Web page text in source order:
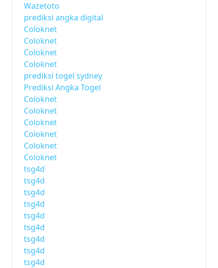
Wazetoto
prediksi angka digital
Coloknet
Coloknet
Coloknet
Coloknet
prediksi togel sydney
Prediksi Angka Togel
Coloknet
Coloknet
Coloknet
Coloknet
Coloknet
Coloknet
tsg4d
tsg4d
tsg4d
tsg4d
tsg4d
tsg4d
tsg4d
tsg4d
tsg4d